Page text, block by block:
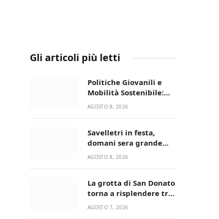
Gli articoli più letti
Politiche Giovanili e
Mobilità Sostenibile:
premiati gli studenti
AGOSTO 8, 2026
Savelletri in festa,
domani sera grande
spettacolo con Uccio De
AGOSTO 8, 2026
La grotta di San Donato
torna a risplendere tra
fede, natura e
AGOSTO 7, 2026